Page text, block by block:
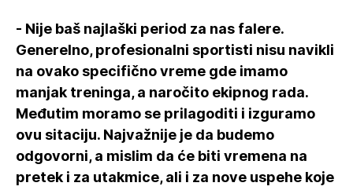
- Nije baš najlaški period za nas falere.
Generelno, profesionalni sportisti nisu navikli
na ovako specifično vreme gde imamo
manjak treninga, a naročito ekipnog rada.
Međutim moramo se prilagoditi i izguramo
ovu sitaciju. Najvažnije je da budemo
odgovorni, a mislim da će biti vremena na
pretek i za utakmice, ali i za nove uspehe koje